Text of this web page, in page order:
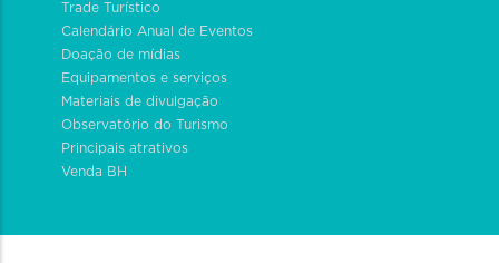
Trade Turístico
Calendário Anual de Eventos
Doação de mídias
Equipamentos e serviços
Materiais de divulgação
Observatório do Turismo
Principais atrativos
Venda BH